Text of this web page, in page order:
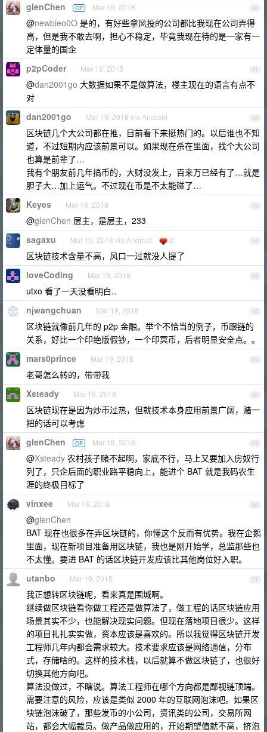
10
glenChen OP Mar 19, 2018
@newbieo0O 是的，有好些拿风投的公司都比我现在公司弄得
高，但是我不敢去啊，担心不稳定，毕竟我现在待的是一家有一
定体量的国企
11
p2pCoder Mar 19, 2018
@dan2001go 大数据如果不是做算法，楼主现在的语言有点不
对
12
dan2001go Mar 19, 2018 via Android
区块链几个大公司都在推，目前看下来挺热门的。以后谁也不知
道，不过短期内应该前景可以。如果现在杀在里面，找个大公司
也算是前辈了…
我有个朋友前几年搞币的，大财没发上，百来万已经有了…就是
胆子大…加上运气。不过现在币是不太能碰了…
13
Keyes Mar 19, 2018
@glenChen 层主，是层主，233
14
sagaxu Mar 19, 2018 via Android 2
区块链技术含量不高，风口一过就没人提了
15
loveCoding Mar 19, 2018
utxo 看了一天没看明白..
16
njwangchuan Mar 19, 2018
区块链就像前几年的 p2p 金融。举个不恰当的例子，币跟链的
关系，好比一个印绝版假钞，一个印冥币，后者明显安全点。。
17
mars0prince Mar 19, 2018
老哥怎么转的，带带我
18
Xsteady Mar 19, 2018
区块链现在是因为炒币过热，但就技术本身应用前景广阔，赌一
把的话可以考虑
19
glenChen OP Mar 19, 2018
@Xsteady 农村孩子赌不起啊，家底不行，马上又要加入房奴行
列了，只企后面的职业路平稳向上，能进个 BAT 就是我码农生
涯的终极目标了
20
vinxee Mar 19, 2018
@glenChen
BAT 现在也很多在弄区块链的，你懂这个反而有优势。我在企鹅
里面，现在新项目准备用区块链，我也是刚开始学，总监那些也
不太懂。要进 BAT 的话区块链开发应该比其他岗位好入职。
21
utanbo Mar 19, 2018
我正想转区块链呢，看来真是围城啊。
继续做区块链看你做工程还是做算法了，做工程的话区块链应用
场景其实不少，也能解决现实问题。但现在落地项目很少。这样
的项目扎扎实实做，资本应该是喜欢的。所以我觉得区块链开发
工程师几年内都会需求较大。技术要求应该是网络通信，分布
式，存储啥的。这样的技术栈，以后就算不做区块链了，也很好
切换其他方向吧。
算法没做过，不瞎说。算法工程师在哪个方向都是鄙视链顶端。
需要注意的风险，应该是类似 2000 年的互联网泡沫吧。如果区
块链泡沫破了，那些发币的小公司，资讯类的公司，交易所网
站，都会大幅裁员。做产品做应用的，开始期望值就不高，挤泡